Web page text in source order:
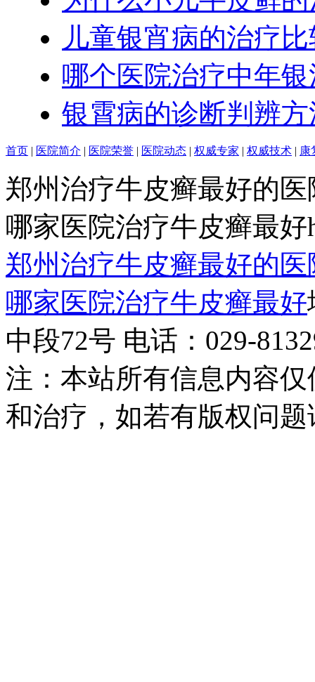
儿童银宵病的治疗
哪个医院治疗中年
银霄病的诊断判辨
首页 | 医院简介 | 医院荣誉 | 医院动态 | 权威专家 | 权威技术 | 康
郑州治疗牛皮癣最好的
哪家医院治疗牛皮癣最好
郑州治疗牛皮癣最好的
哪家医院治疗牛皮癣最好
中段72号 电话：029-
注：本站所有信息内容
和治疗，如若有版权问